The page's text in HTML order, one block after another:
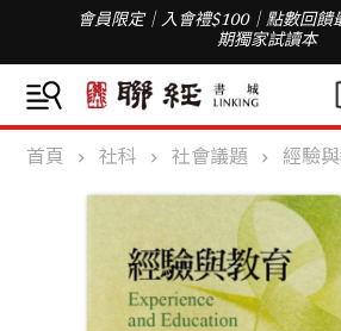
會員限定｜入會禮$100｜點數回饋
期獨家試讀本
首頁 社科 社會議題 經驗